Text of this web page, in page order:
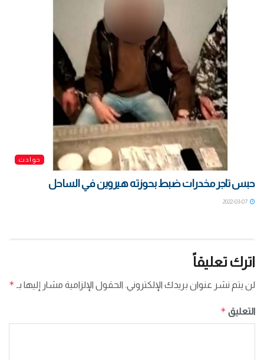
حوادث
حبس تاجر مخدرات ضبط بحوزته هيروين في الساحل
اترك تعليقاً
لن يتم نشر عنوان بريدك الإلكتروني. الحقول الإلزامية مشار إليها بـ *
التعليق *